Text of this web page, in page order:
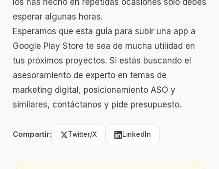
los has hecho en repetidas ocasiones solo debes
esperar algunas horas.
Esperamos que esta guía para subir una app a
Google Play Store te sea de mucha utilidad en
tus próximos proyectos. Si estás buscando el
asesoramiento de experto en temas de
marketing digital, posicionamiento ASO y
similares, contáctanos y pide presupuesto.
Compartir: Twitter/X LinkedIn